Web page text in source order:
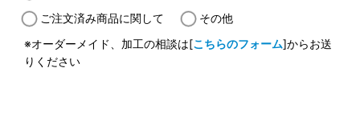
ご注文済み商品に関して
その他
※オーダーメイド、加工の相談は[こちらのフォーム]からお送
りください